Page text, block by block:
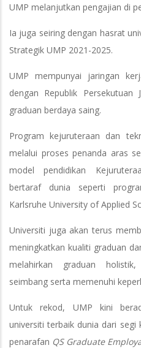
UMP melanjutkan pengajian di
Ia juga seiring dengan hasrat
Strategik UMP 2021-2025.
UMP mempunyai jaringan
dengan Republik
graduan berdaya saing.
Program kejuruteraan dan
melalui proses penanda aras
model pendidikan
bertaraf dunia seperti
Karlsruhe University of Applied
Universiti juga akan terus
meningkatkan kualiti graduan
melahirkan graduan
seimbang serta memenuhi
Untuk rekod, UMP kini
universiti terbaik dunia dari segi
penarafan QS Graduate